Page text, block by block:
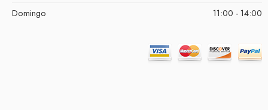
Domingo
11:00 - 14:00